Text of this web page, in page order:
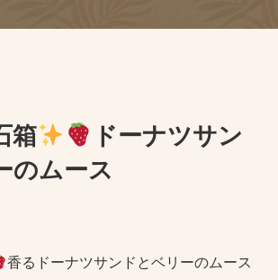
箱
ドーナツサン
のムース
香るドーナツサンドとベリーのムース